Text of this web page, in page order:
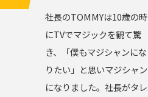
社長のTOMMYは10歳の時
にTVでマジックを観て驚
き、「僕もマジシャンにな
りたい」と思いマジシャン
になりました。社長がタレ